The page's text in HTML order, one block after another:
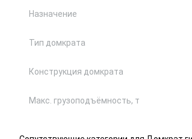
Назначение
Тип домкрата
Конструкция домкрата
Макс. грузоподъёмность, т